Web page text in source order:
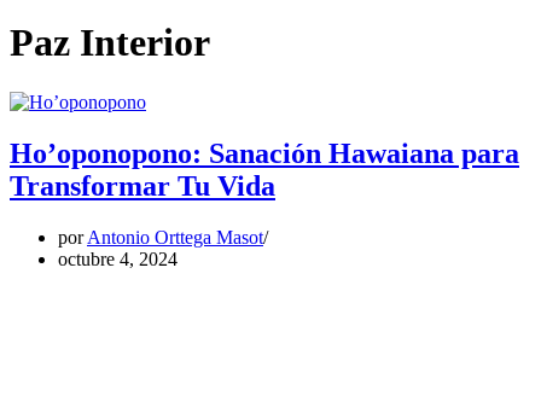
Paz Interior
Ho’oponopono: Sanación Hawaiana para
Transformar Tu Vida
porAntonio Orttega Masot
octubre 4, 2024